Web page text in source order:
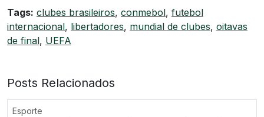
Tags: clubes brasileiros, conmebol, futebol
internacional, libertadores, mundial de clubes, oitavas
de final, UEFA
Posts Relacionados
Esporte